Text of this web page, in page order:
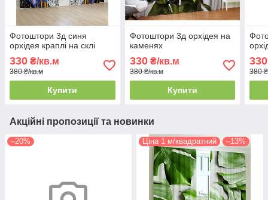
Фотоштори 3д синя
орхідея краплі на склі
330 ₴/кв.м
380 ₴/кв.м
Купити
Фотоштори 3д орхідея на
каменях
330₴/кв.м
380 ₴/кв.м
Купити
330
380
Акційні пропозиції та новинки
–20% Ціна 1 м/квадратний –13%